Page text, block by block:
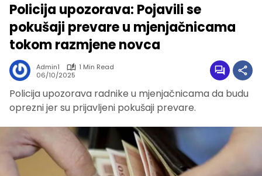
Policija upozorava: Pojavili se
pokušaji prevare u mjenjačnicama
tokom razmjene novca
Admin1
1 Min Read
06/10/2025
Policija upozorava radnike u mjenjačnicama da budu
oprezni jer su prijavljeni pokušaji prevare.